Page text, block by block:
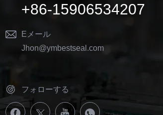
+86-15906534207
Eメール
Jhon@ymbestseal.com
フォローする